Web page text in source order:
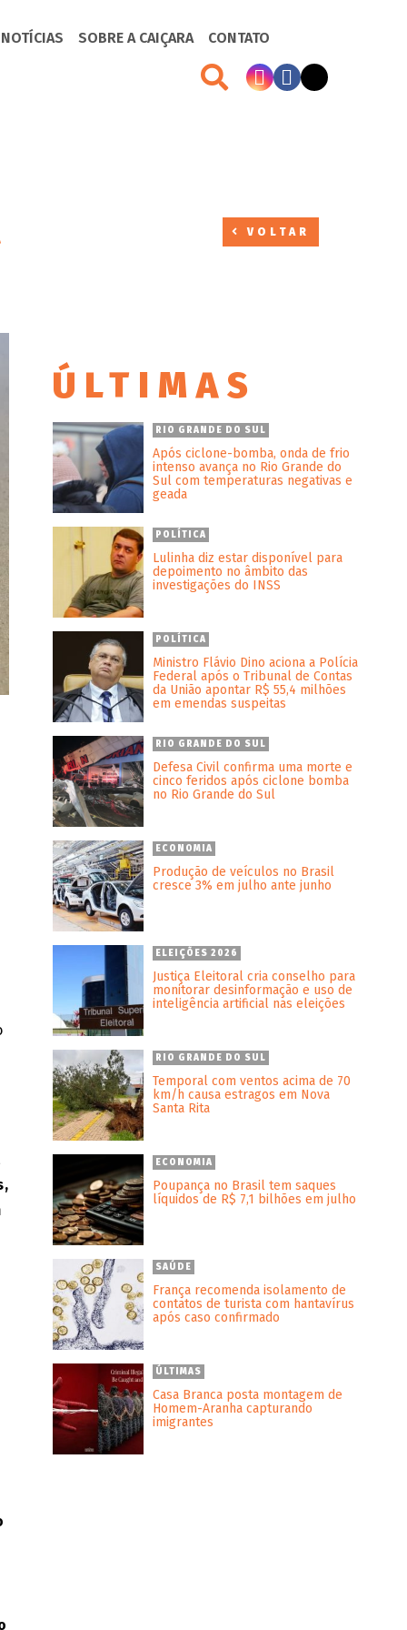
SOBRE A CAIÇARA CONTATO
VOLTAR
ÚLTIMAS
RIO GRANDE DO SUL
Após ciclone-bomba, onda de frio
intenso avança no Rio Grande do
Sul com temperaturas negativas e
geada
POLÍTICA
Lulinha diz estar disponível para
depoimento no âmbito das
investigações do INSS
POLÍTICA
Ministro Flávio Dino aciona a Polícia
Federal após o Tribunal de Contas
da União apontar R$ 55,4 milhões
em emendas suspeitas
RIO GRANDE DO SUL
Defesa Civil confirma uma morte e
cinco feridos após ciclone bomba
no Rio Grande do Sul
ECONOMIA
Produção de veículos no Brasil
cresce 3% em julho ante junho
ELEIÇÕES 2026
Justiça Eleitoral cria conselho para
monitorar desinformação e uso de
inteligência artificial nas eleições
RIO GRANDE DO SUL
Temporal com ventos acima de 70
km/h causa estragos em Nova
Santa Rita
ECONOMIA
Poupança no Brasil tem saques
líquidos de R$ 7,1 bilhões em julho
SAÚDE
França recomenda isolamento de
contatos de turista com hantavírus
após caso confirmado
ÚLTIMAS
Casa Branca posta montagem de
Homem-Aranha capturando
imigrantes